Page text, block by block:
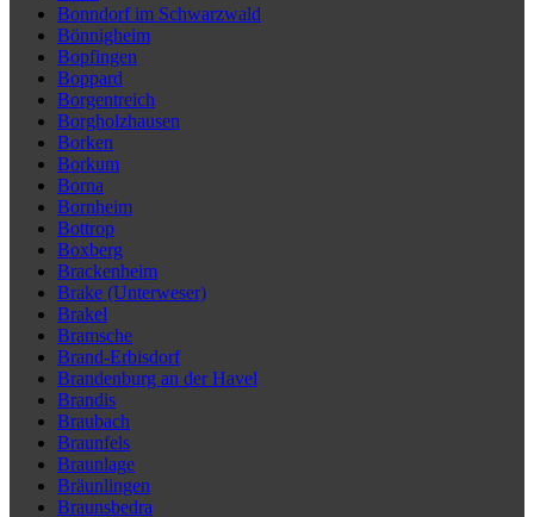
Bonndorf im Schwarzwald
Bönnigheim
Bopfingen
Boppard
Borgentreich
Borgholzhausen
Borken
Borkum
Borna
Bornheim
Bottrop
Boxberg
Brackenheim
Brake (Unterweser)
Brakel
Bramsche
Brand-Erbisdorf
Brandenburg an der Havel
Brandis
Braubach
Braunfels
Braunlage
Bräunlingen
Braunsbedra